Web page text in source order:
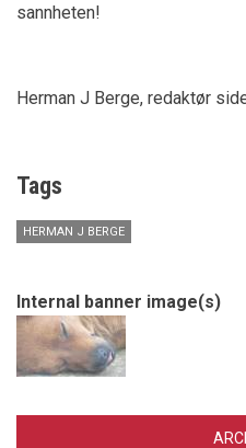
sannheten!
Herman J Berge, redaktør
Tags
HERMAN J BERGE
Internal banner image(s)